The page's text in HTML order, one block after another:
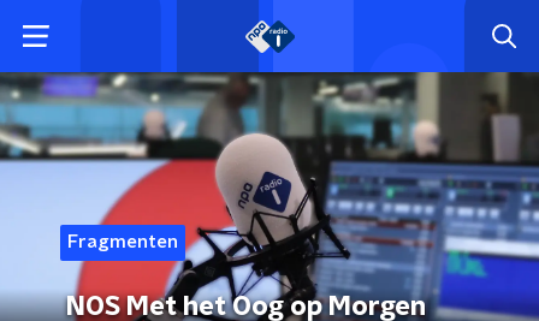
Fragmenten
NOS Met het Oog op Morgen